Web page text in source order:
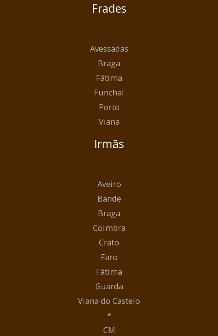
Frades
Avessadas
Braga
Fátima
Funchal
Porto
Viana
Irmãs
Aveiro
Bande
Braga
Coimbra
Crato
Faro
Fátima
Guarda
Viana do Castelo
*
CM